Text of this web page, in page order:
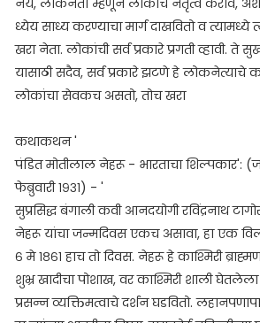
नये, लोकनेता म्हणून लोकांचे नेतृत्व करावे,
ध्येय साध्य करण्याचा मार्ग दाखवितो व त्यामध्ये
खरा नेता. लोकांची सर्व प्रकारे प्रगती व्हावी. ते
यासाठी सदैव, सर्व प्रकारे झटणे हे लोकनेत्याचे
लोकांचा सेवकच असतो, तोच खरा
कथाकथन '
पंडित मोतीलाल नेहरू - भारताचा शिल्पकार':
फेब्रुवारी १९३१) - '
सुप्रसिद्ध बंगाली कवी आनदयोगी रविंद्रनाथ
नेहरू यांचा जन्मदिवस एकच असावा, हा एक
६ मे १८६१ हाच तो दिवस. नेहरू हे काश्मिरी
शुभ्र खादीचा पोशाख, वर काश्मिरी शाली
प्रसन्न व्यक्तिमत्वाचे दर्शन घडवितो.